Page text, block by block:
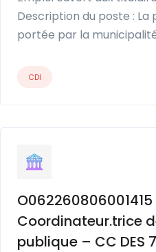
Description du poste :
portée par la
CDI
Coordinateur.trice
publique – CC DES 7